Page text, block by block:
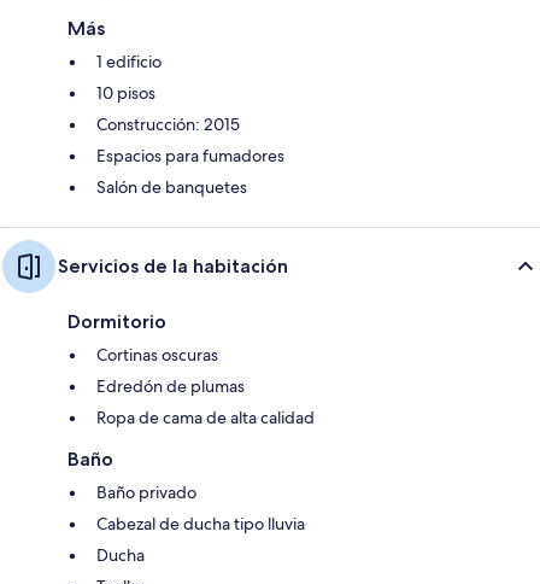
Más
1 edificio
10 pisos
Construcción: 2015
Espacios para fumadores
Salón de banquetes
Servicios de la habitación
Dormitorio
Cortinas oscuras
Edredón de plumas
Ropa de cama de alta calidad
Baño
Baño privado
Cabezal de ducha tipo lluvia
Ducha